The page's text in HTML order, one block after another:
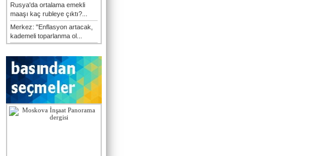
Rusya'da ortalama emekli
maaşı kaç rubleye çıktı?...
Merkez: "Enflasyon artacak,
kademeli toparlanma ol...